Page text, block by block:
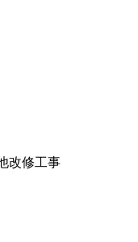
改修工事